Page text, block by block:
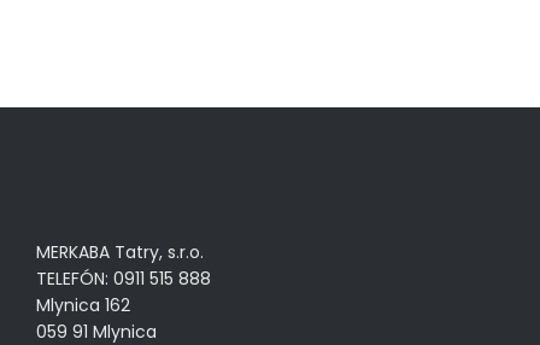
MERKABA Tatry, s.r.o.
TELEFÓN: 0911 515 888
Mlynica 162
059 91 Mlynica